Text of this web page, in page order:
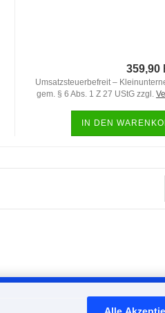
359,90
Umsatzsteuerbefreit –
gem. § 6 Abs. 1 Z 27 UStG zzgl.
IN DEN